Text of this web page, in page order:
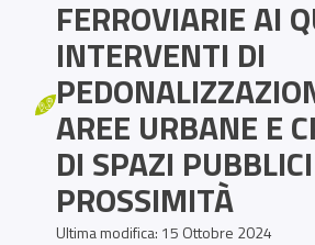
FERROVIARIE AI
INTERVENTI DI
AREE URBANE E
DI SPAZI
PROSSIMITÀ
Ultima modifica: 15 Ottobre 2024